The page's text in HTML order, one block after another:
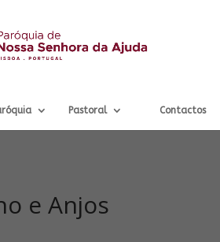
Pastoral Contactos
e Anjos